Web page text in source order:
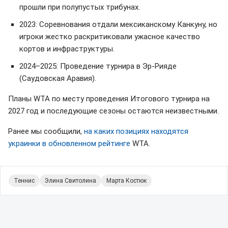
прошли при полупустых трибунах.
2023: Соревнования отдали мексиканскому Канкуну, но
игроки жестко раскритиковали ужасное качество
кортов и инфраструктуры.
2024–2025: Проведение турнира в Эр-Рияде
(Саудовская Аравия).
Планы WTA по месту проведения Итогового турнира на
2027 год и последующие сезоны остаются неизвестными.
Ранее мы сообщили, на каких позициях находятся
украинки в обновленном рейтинге WTA.
Теннис Элина Свитолина Марта Костюк